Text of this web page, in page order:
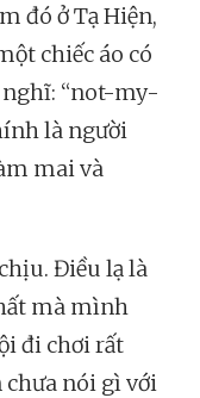
đó ở Tạ Hiện,
chiếc áo có
nghĩ: “not-my-
là người
mai và
Điều lạ là
mà mình
đi chơi rất
nói gì với